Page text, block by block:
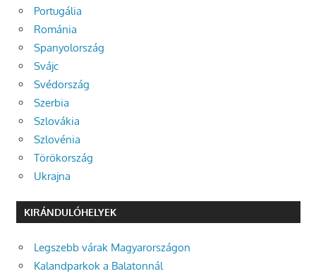
Portugália
Románia
Spanyolország
Svájc
Svédország
Szerbia
Szlovákia
Szlovénia
Törökország
Ukrajna
KIRÁNDULÓHELYEK
Legszebb várak Magyarországon
Kalandparkok a Balatonnál